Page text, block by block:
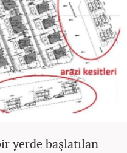
yerde başlatılan